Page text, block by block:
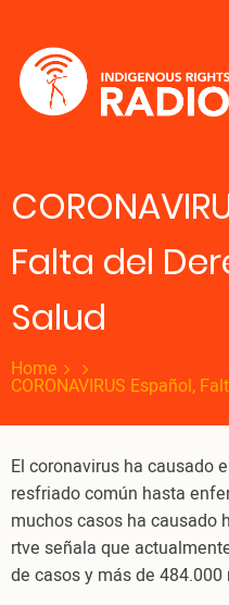
main
content
Falta del
Salud
Home
CORONAVIRUS Español,
El coronavirus ha causado
resfriado común hasta
muchos casos ha causado
rtve señala que
de casos y más de